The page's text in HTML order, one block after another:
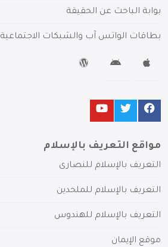
بوابة الباحث عن الحقيقة
بطاقات الواتس آب والشبكات الاجتماعية
مواقع التعريف بالإسلام
التعريف بالإسلام للنصارى
التعريف بالإسلام للملحدين
التعريف بالإسلام للهندوس
موقع الإيمان